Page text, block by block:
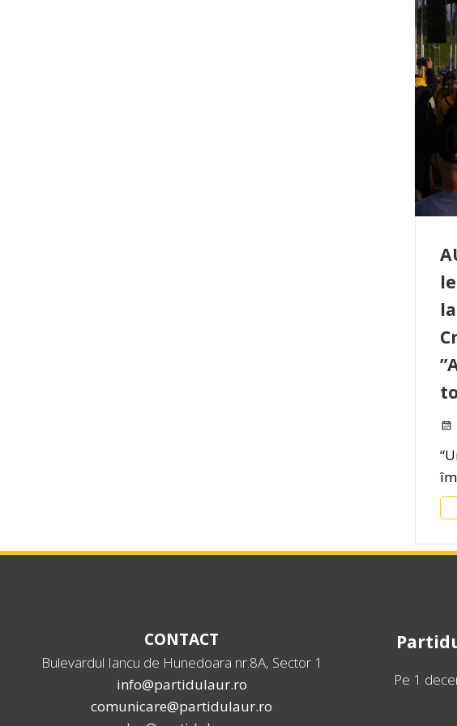
CONTACT
Bulevardul Iancu de Hunedoara nr.8A, Sector 1
info@partidulaur.ro
comunicare@partidulaur.ro
Pe 1